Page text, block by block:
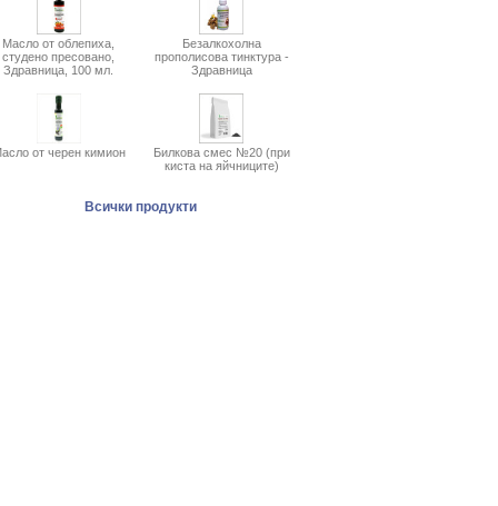
Масло от облепиха,
студено пресовано,
Здравница, 100 мл.
Безалкохолна
прополисова тинктура -
Здравница
от черен кимион
Билкова смес №20 (при
киста на яйчниците)
Всички продукти